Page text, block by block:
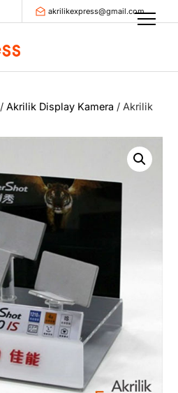
akrilikexpress@gmail.com
/Akrilik Display Kamera / Akrilik